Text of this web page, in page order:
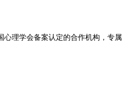
心理学会备案认定的合作机构，专属